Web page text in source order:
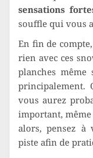
sensations
souffle qui vous
En fin de
rien avec ces
planches
principalement.
vous aurez
important, même
alors, pensez à
piste afin de